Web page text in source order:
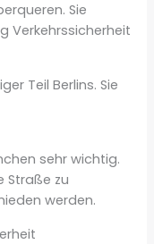
Sie
Verkehrssicherheit
Teil Berlins. Sie
sehr wichtig.
Straße zu
werden.